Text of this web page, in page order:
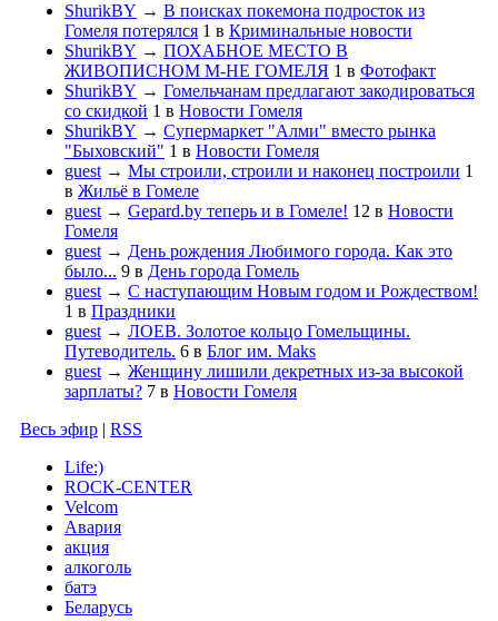
ShurikBY → В поисках покемона подросток из
Гомеля потерялся 1 в Криминальные новости
ShurikBY → ПОХАБНОЕ МЕСТО В
ЖИВОПИСНОМ М-НЕ ГОМЕЛЯ 1 в Фотофакт
ShurikBY → Гомельчанам предлагают закодироваться
со скидкой 1 в Новости Гомеля
ShurikBY → Супермаркет "Алми" вместо рынка
"Быховский" 1 в Новости Гомеля
guest → Мы строили, строили и наконец построили 1
в Жильё в Гомеле
guest → Gepard.by теперь и в Гомеле! 12 в Новости
Гомеля
guest → День рождения Любимого города. Как это
было... 9 в День города Гомель
guest → С наступающим Новым годом и Рождеством!
1 в Праздники
guest → ЛОЕВ. Золотое кольцо Гомельщины.
Путеводитель. 6 в Блог им. Maks
guest → Женщину лишили декретных из-за высокой
зарплаты? 7 в Новости Гомеля
Весь эфир | RSS
Life:)
ROCK-CENTER
Velcom
Авария
акция
алкоголь
батэ
Беларусь